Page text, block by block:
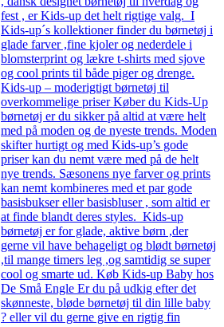
fest , er Kids-up det helt rigtige valg. I
Kids-up´s kollektioner finder du børnetøj i
glade farver ,fine kjoler og nederdele i
blomsterprint og lækre t-shirts med sjove
og cool prints til både piger og drenge.
Kids-up – moderigtigt børnetøj til
overkommelige priser Køber du Kids-Up
børnetøj er du sikker på altid at være helt
med på moden og de nyeste trends. Moden
skifter hurtigt og med Kids-up’s gode
priser kan du nemt være med på de helt
nye trends. Sæsonens nye farver og prints
kan nemt kombineres med et par gode
basisbukser eller basisbluser , som altid er
at finde blandt deres styles. Kids-up
børnetøj er for glade, aktive børn ,der
gerne vil have behageligt og blødt børnetøj
,til mange timers leg ,og samtidig se super
cool og smarte ud. Køb Kids-up Baby hos
De Små Engle Er du på udkig efter det
skønneste, bløde børnetøj til din lille baby
? eller vil du gerne give en rigtig fin